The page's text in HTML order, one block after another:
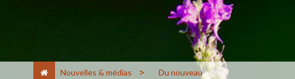
Nouvelles & médias > Du nouveau